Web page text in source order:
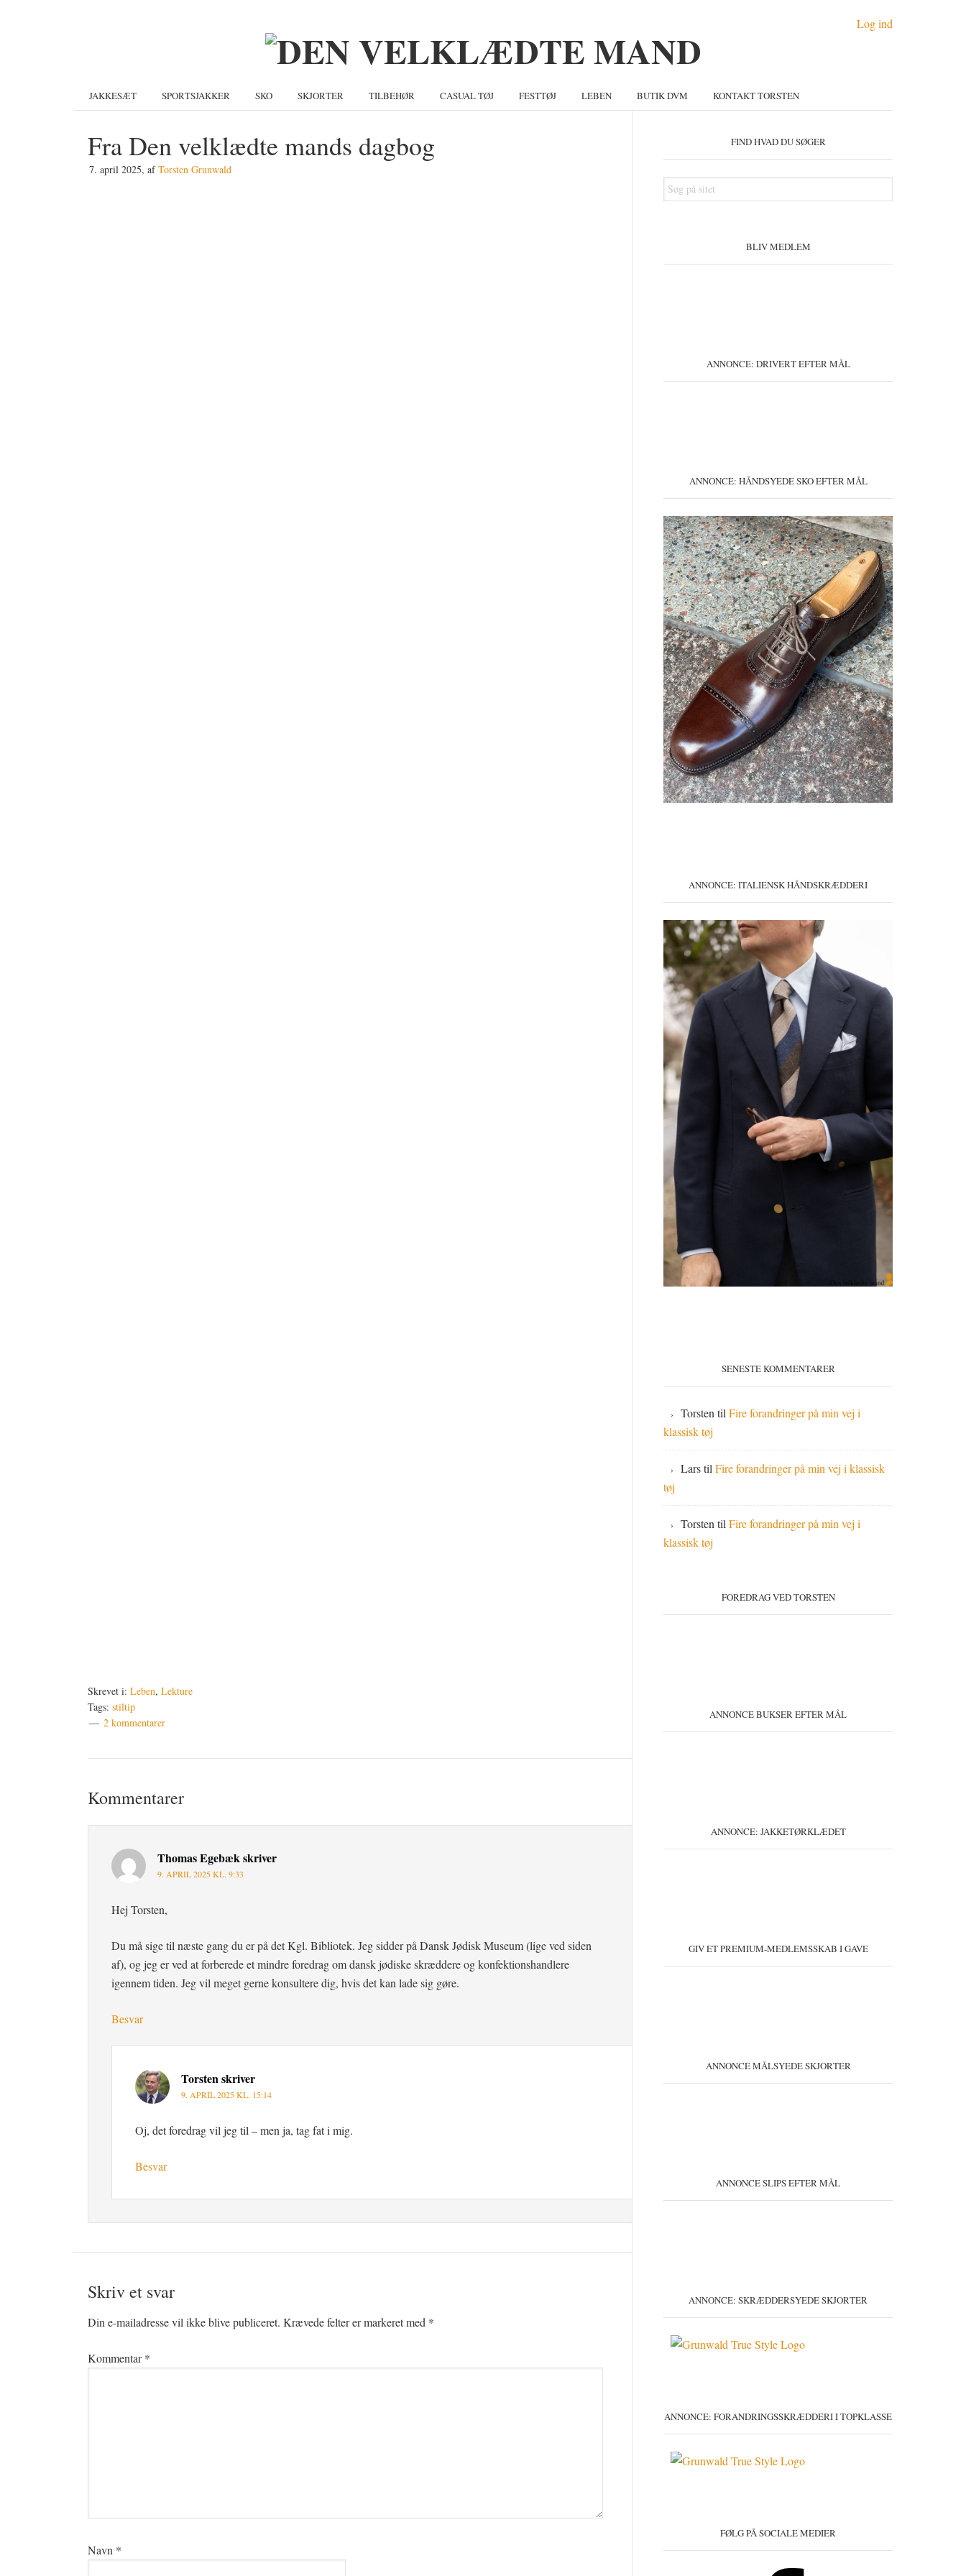
Log ind
JAKKESÆT SPORTSJAKKER SKO SKJORTER TILBEHØR CASUAL TØJ FESTTØJ LEBEN BUTIK DVM KONTAKT TORSTEN
Fra Den velklædte mands dagbog
7. april 2025, afTorsten Grunwald
Skrevet i: Leben, Lekture
Tags: stiltip
2 kommentarer
Kommentarer
Thomas Egebækskriver
9. APRIL 2025 KL. 9:33
Hej Torsten,
Du må sige til næste gang du er på det Kgl. Bibliotek. Jeg sidder på Dansk Jødisk Museum (lige ved siden
af), og jeg er ved at forberede et mindre foredrag om dansk jødiske skræddere og konfektionshandlere
igennem tiden. Jeg vil meget gerne konsultere dig, hvis det kan lade sig gøre.
Besvar
Torstenskriver
9. APRIL 2025 KL. 15:14
Oj, det foredrag vil jeg til – men ja, tag fat i mig.
Besvar
Skriv et svar
Din e-mailadresse vil ikke blive publiceret. Krævede felter er markeret med *
Kommentar*
Navn *
FIND HVAD DU SØGER
Søg
på
BLIV MEDLEM
ANNONCE: DRIVERT EFTER MÅL
ANNONCE: HÅNDSYEDE SKO EFTER MÅL
ANNONCE: ITALIENSK HÅNDSKRÆDDERI
SENESTE KOMMENTARER
TorstentilFire forandringer på min vej i
klassisk tøj
LarstilFire forandringer på min vej i klassisk
tøj
TorstentilFire forandringer på min vej i
klassisk tøj
FOREDRAG VED TORSTEN
ANNONCE BUKSER EFTER MÅL
ANNONCE: JAKKETØRKLÆDET
GIV ET PREMIUM-MEDLEMSSKAB I GAVE
ANNONCE MÅLSYEDE SKJORTER
ANNONCE SLIPS EFTER MÅL
ANNONCE: SKRÆDDERSYEDE SKJORTER
ANNONCE: FORANDRINGSSKRÆDDERI I TOPKLASSE
FØLG PÅ SOCIALE MEDIER